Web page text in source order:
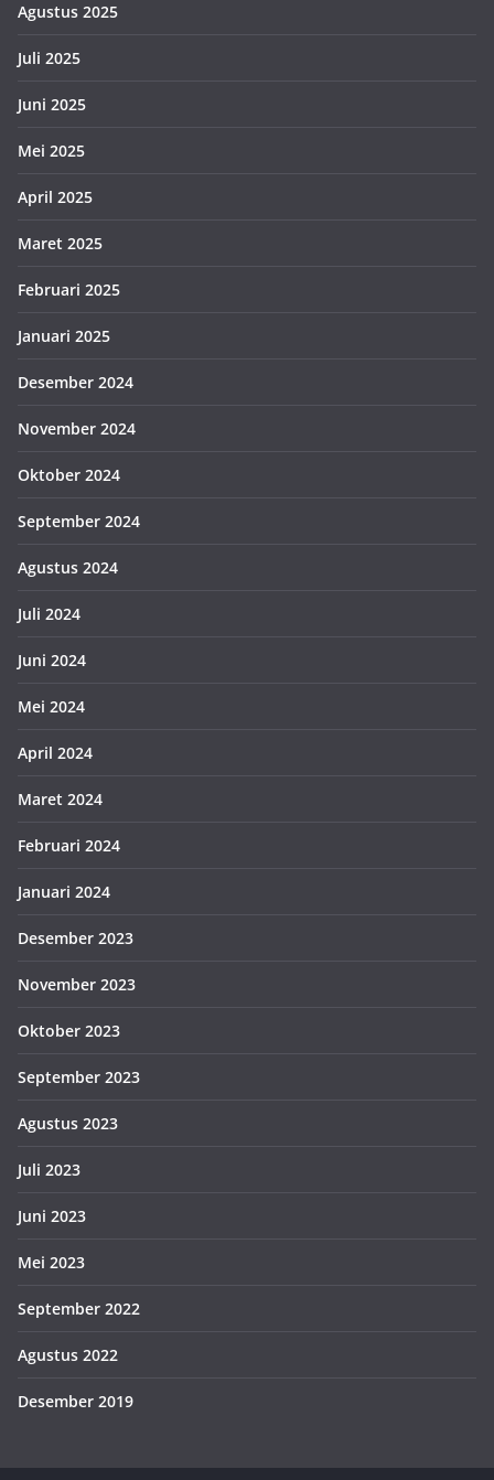
Agustus 2025
Juli 2025
Juni 2025
Mei 2025
April 2025
Maret 2025
Februari 2025
Januari 2025
Desember 2024
November 2024
Oktober 2024
September 2024
Agustus 2024
Juli 2024
Juni 2024
Mei 2024
April 2024
Maret 2024
Februari 2024
Januari 2024
Desember 2023
November 2023
Oktober 2023
September 2023
Agustus 2023
Juli 2023
Juni 2023
Mei 2023
September 2022
Agustus 2022
Desember 2019